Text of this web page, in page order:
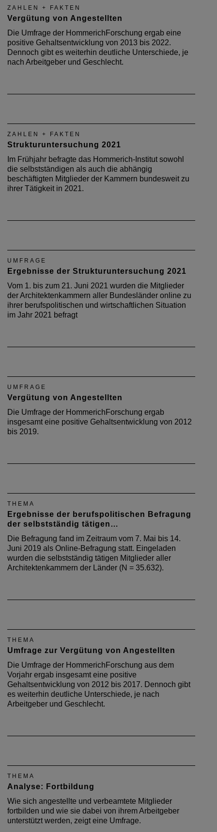
ZAHLEN + FAKTEN
Vergütung von Angestellten
Die Umfrage der HommerichForschung ergab eine
positive Gehaltsentwicklung von 2013 bis 2022.
Dennoch gibt es weiterhin deutliche Unterschiede, je
nach Arbeitgeber und Geschlecht.
ZAHLEN + FAKTEN
Strukturuntersuchung 2021
Im Frühjahr befragte das Hommerich-Institut sowohl
die selbstständigen als auch die abhängig
beschäftigten Mitglieder der Kammern bundesweit zu
ihrer Tätigkeit in 2021.
UMFRAGE
Ergebnisse der Strukturuntersuchung 2021
Vom 1. bis zum 21. Juni 2021 wurden die Mitglieder
der Architektenkammern aller Bundesländer online zu
ihrer berufspolitischen und wirtschaftlichen Situation
im Jahr 2021 befragt
UMFRAGE
Vergütung von Angestellten
Die Umfrage der HommerichForschung ergab
insgesamt eine positive Gehaltsentwicklung von 2012
bis 2019.
THEMA
Ergebnisse der berufspolitischen Befragung
der selbstständig tätigen…
Die Befragung fand im Zeitraum vom 7. Mai bis 14.
Juni 2019 als Online-Befragung statt. Eingeladen
wurden die selbstständig tätigen Mitglieder aller
Architektenkammern der Länder (N = 35.632).
THEMA
Umfrage zur Vergütung von Angestellten
Die Umfrage der HommerichForschung aus dem
Vorjahr ergab insgesamt eine positive
Gehaltsentwicklung von 2012 bis 2017. Dennoch gibt
es weiterhin deutliche Unterschiede, je nach
Arbeitgeber und Geschlecht.
THEMA
Analyse: Fortbildung
Wie sich angestellte und verbeamtete Mitglieder
fortbilden und wie sie dabei von ihrem Arbeitgeber
unterstützt werden, zeigt eine Umfrage.